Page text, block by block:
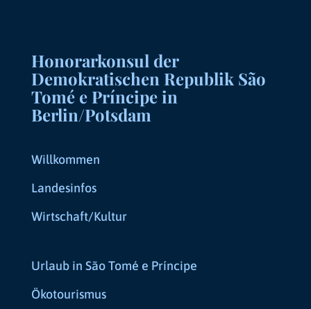
Honorarkonsul der
Demokratischen Republik São
Tomé e Príncipe in
Berlin/Potsdam
Willkommen
Landesinfos
Wirtschaft/Kultur
Urlaub in São Tomé e Príncipe
Ökotourismus